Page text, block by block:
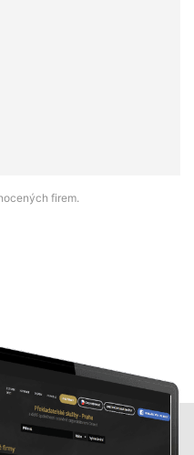
firem.